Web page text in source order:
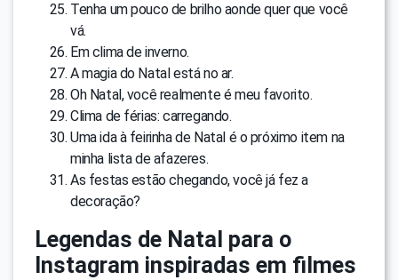
Tenha um pouco de brilho aonde quer que você
vá.
Em clima de inverno.
A magia do Natal está no ar.
Oh Natal, você realmente é meu favorito.
Clima de férias: carregando.
Uma ida à feirinha de Natal é o próximo item na
minha lista de afazeres.
As festas estão chegando, você já fez a
decoração?
Legendas de Natal para o
Instagram inspiradas em filmes